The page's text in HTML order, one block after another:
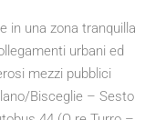
in una zona tranquilla
urbani ed
mezzi pubblici
Bisceglie – Sesto